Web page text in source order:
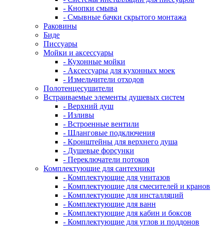
- Кнопки смыва
- Смывные бачки скрытого монтажа
Раковины
Биде
Писсуары
Мойки и аксессуары
- Кухонные мойки
- Аксессуары для кухонных моек
- Измельчители отходов
Полотенцесушители
Встраиваемые элементы душевых систем
- Верхний душ
- Изливы
- Встроенные вентили
- Шланговые подключения
- Кронштейны для верхнего душа
- Душевые форсунки
- Переключатели потоков
Комплектующие для сантехники
- Комплектующие для унитазов
- Комплектующие для смесителей и кранов
- Комплектующие для инсталляций
- Комплектующие для ванн
- Комплектующие для кабин и боксов
- Комплектующие для углов и поддонов